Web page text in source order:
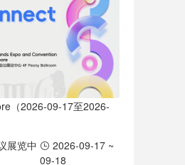
（2026-09-17至2026-
展览中
2026-09-17 ~
09-18